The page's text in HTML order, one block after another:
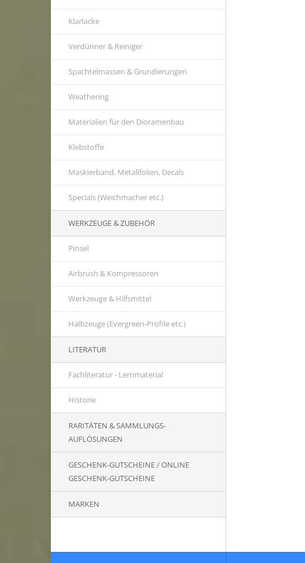
Klarlacke
Verdünner & Reiniger
Spachtelmassen & Grundierungen
Weathering
Materialien für den Dioramenbau
Klebstoffe
Maskierband, Metallfolien, Decals
Specials (Weichmacher etc.)
WERKZEUGE & ZUBEHÖR
Pinsel
Airbrush & Kompressoren
Werkzeuge & Hilfsmittel
Halbzeuge (Evergreen-Profile etc.)
LITERATUR
Fachliteratur - Lernmaterial
Historie
RARITÄTEN & SAMMLUNGS-
AUFLÖSUNGEN
GESCHENK-GUTSCHEINE / ONLINE
GESCHENK-GUTSCHEINE
MARKEN